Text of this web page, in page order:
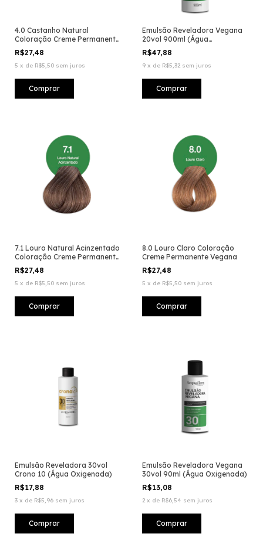
4.0 Castanho Natural
Coloração Creme Permanente
Vegana
R$27,48
5 x de R$5,50 sem juros
Emulsão Reveladora Vegana
20vol 900ml (Água
Oxigenada)
R$47,88
9 x de R$5,32 sem juros
7.1 Louro Natural Acinzentado
Coloração Creme Permanente
Vegana
R$27,48
5 x de R$5,50 sem juros
8.0 Louro Claro Coloração
Creme Permanente Vegana
R$27,48
5 x de R$5,50 sem juros
Emulsão Reveladora 30vol
Crono 10 (Água Oxigenada)
R$17,88
3 x de R$5,96 sem juros
Emulsão Reveladora Vegana
30vol 90ml (Água Oxigenada)
R$13,08
2 x de R$6,54 sem juros